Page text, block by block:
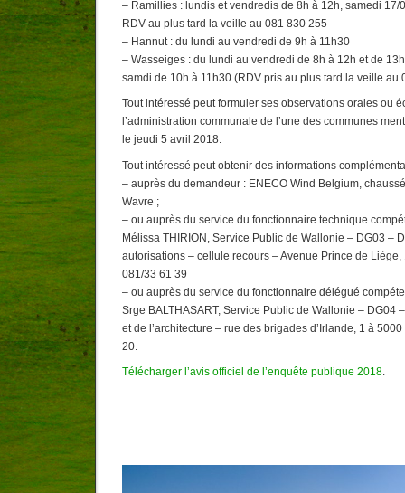
– Ramillies : lundis et vendredis de 8h à 12h, samedi 17/
RDV au plus tard la veille au 081 830 255
– Hannut : du lundi au vendredi de 9h à 11h30
– Wasseiges : du lundi au vendredi de 8h à 12h et de
samdi de 10h à 11h30 (RDV pris au plus tard la veille au
Tout intéressé peut formuler ses observations orales ou
l’administration communale de l’une des communes
le jeudi 5 avril 2018.
Tout intéressé peut obtenir des informations
– auprès du demandeur : ENECO Wind Belgium,
Wavre ;
– ou auprès du service du fonctionnaire technique
Mélissa THIRION, Service Public de Wallonie – DG03 –
autorisations – cellule recours – Avenue Prince de Liège,
081/33 61 39
– ou auprès du service du fonctionnaire délégué
Srge BALTHASART, Service Public de Wallonie – DG04
et de l’architecture – rue des brigades d’Irlande, 1 à
20.
Télécharger l’avis officiel de l’enquête publique 2018.